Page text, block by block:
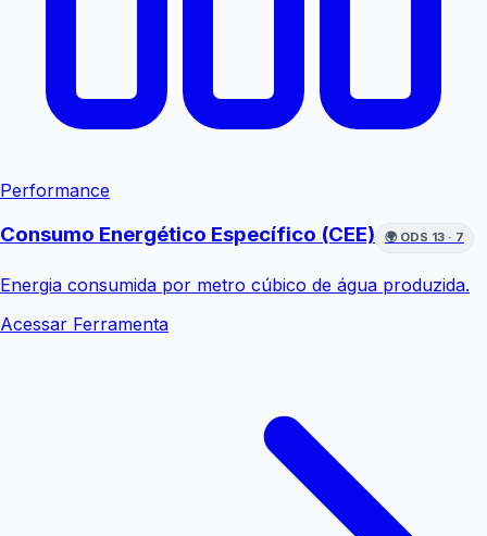
Performance
Consumo Energético Específico (CEE) 🌍 ODS 13 · 7
Energia consumida por metro cúbico de água produzida.
Acessar Ferramenta